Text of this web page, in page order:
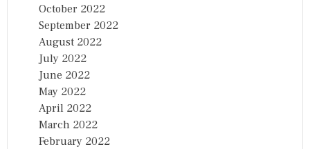
October 2022
September 2022
August 2022
July 2022
June 2022
May 2022
April 2022
March 2022
February 2022